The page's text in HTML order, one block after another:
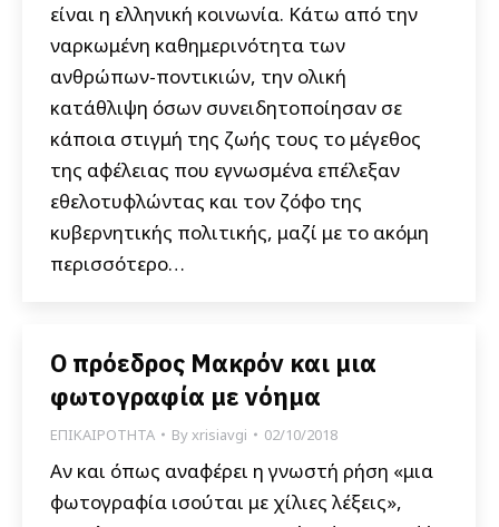
είναι η ελληνική κοινωνία. Κάτω από την
ναρκωμένη καθημερινότητα των
ανθρώπων-ποντικιών, την ολική
κατάθλιψη όσων συνειδητοποίησαν σε
κάποια στιγμή της ζωής τους το μέγεθος
της αφέλειας που εγνωσμένα επέλεξαν
εθελοτυφλώντας και τον ζόφο της
κυβερνητικής πολιτικής, μαζί με το ακόμη
περισσότερο…
Ο πρόεδρος Μακρόν και μια
φωτογραφία με νόημα
ΕΠΙΚΑΙΡΟΤΗΤΑ Byxrisiavgi 02/10/2018
Αν και όπως αναφέρει η γνωστή ρήση «μια
φωτογραφία ισούται με χίλιες λέξεις»,